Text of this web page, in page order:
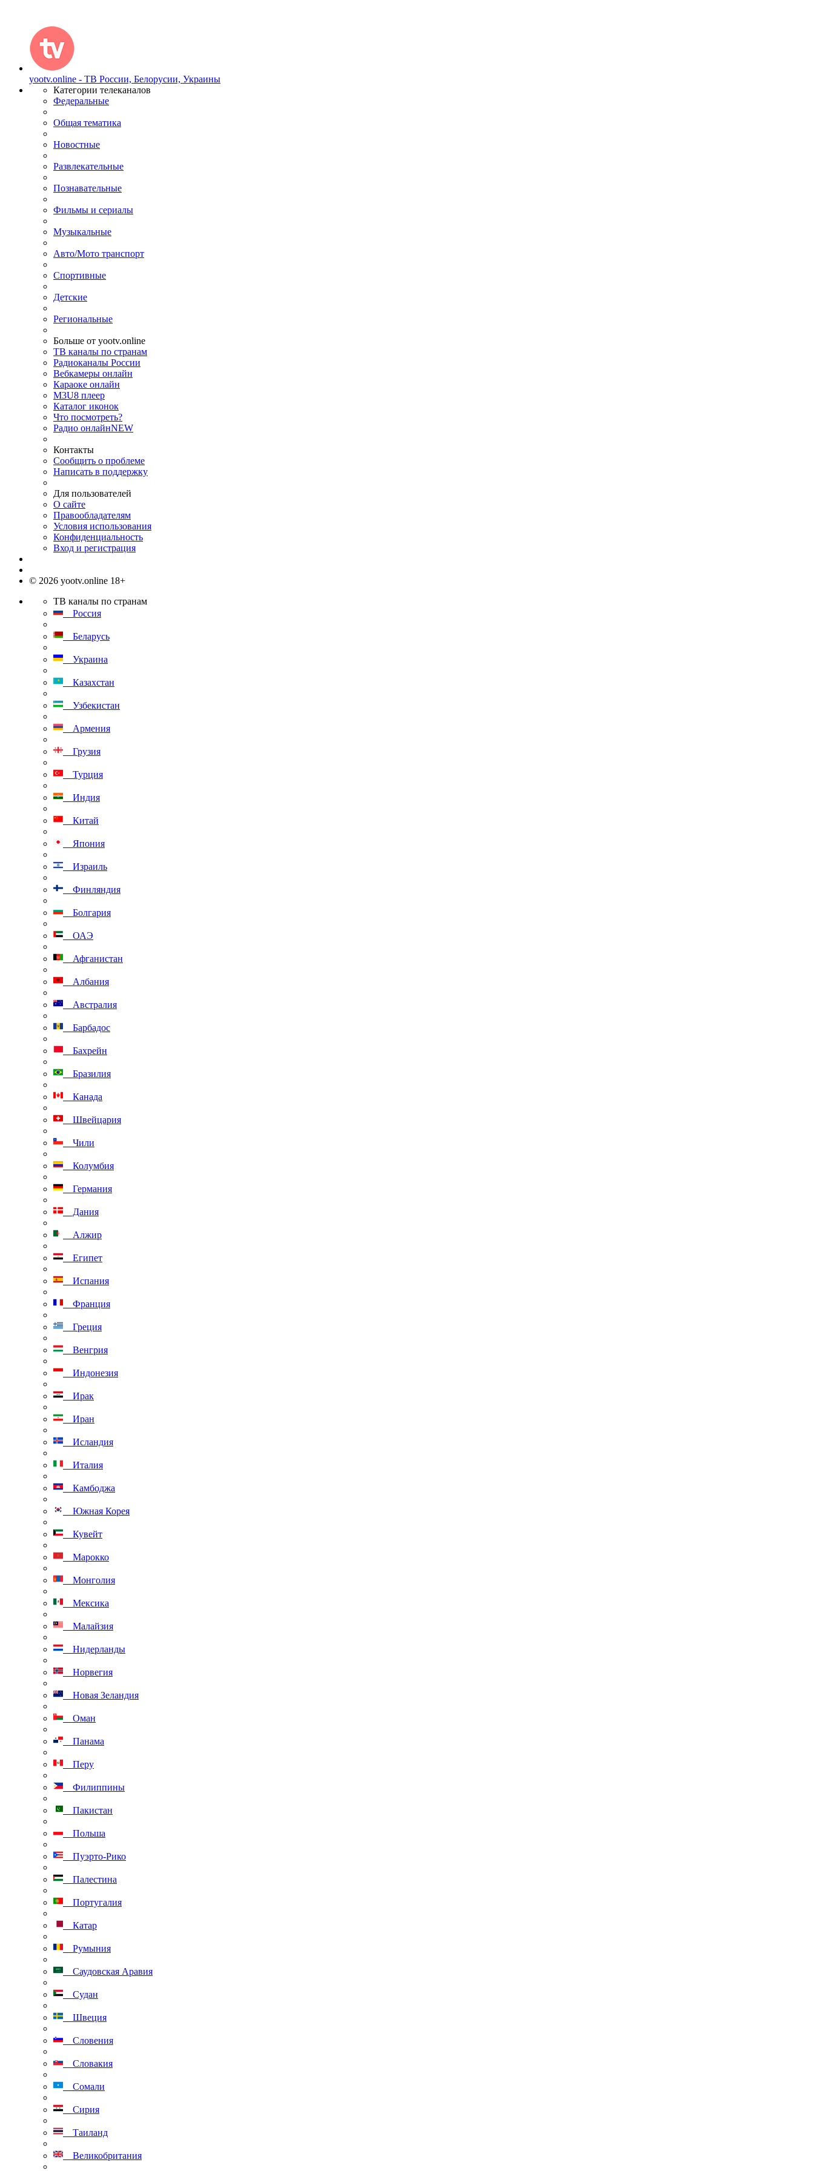
yootv.online - ТВ России, Белорусии, Украины
Категории телеканалов
Федеральные
Общая тематика
Новостные
Развлекательные
Познавательные
Фильмы и сериалы
Музыкальные
Авто/Мото транспорт
Спортивные
Детские
Региональные
Больше от yootv.online
ТВ каналы по странам
Радиоканалы России
Вебкамеры онлайн
Караоке онлайн
M3U8 плеер
Каталог иконок
Что посмотреть?
Радио онлайнNEW
Контакты
Сообщить о проблеме
Написать в поддержку
Для пользователей
О сайте
Правообладателям
Условия использования
Конфиденциальность
Вход и регистрация
© 2026 yootv.online 18+
ТВ каналы по странам
Россия
Беларусь
Украина
Казахстан
Узбекистан
Армения
Грузия
Турция
Индия
Китай
Япония
Израиль
Финляндия
Болгария
ОАЭ
Афганистан
Албания
Австралия
Барбадос
Бахрейн
Бразилия
Канада
Швейцария
Чили
Колумбия
Германия
Дания
Алжир
Египет
Испания
Франция
Греция
Венгрия
Индонезия
Ирак
Иран
Исландия
Италия
Камбоджа
Южная Корея
Кувейт
Марокко
Монголия
Мексика
Малайзия
Нидерланды
Норвегия
Новая Зеландия
Оман
Панама
Перу
Филиппины
Пакистан
Польша
Пуэрто-Рико
Палестина
Португалия
Катар
Румыния
Саудовская Аравия
Судан
Швеция
Словения
Словакия
Сомали
Сирия
Таиланд
Великобритания